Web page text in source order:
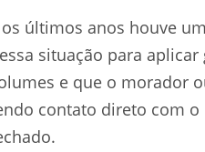
últimos anos houve
situação para
e que o morador
contato direto com